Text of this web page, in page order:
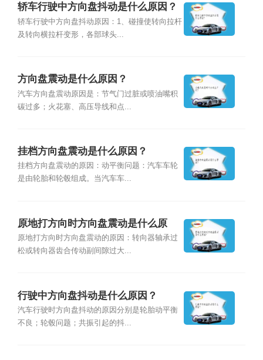
轿车行驶中方向盘抖动是什么原因？
轿车行驶中方向盘抖动原因：1、碰撞使转向拉杆
及转向横拉杆变形，各部球头...
方向盘震动是什么原因？
汽车方向盘震动原因是：节气门过脏或喷油嘴积
碳过多；火花塞、高压导线和点...
挂档方向盘震动是什么原因？
挂档方向盘震动的原因：动平衡问题：汽车车轮
是由轮胎和轮毂组成。当汽车车...
原地打方向时方向盘震动是什么原
因？
原地打方向时方向盘震动的原因：转向器轴承过
松或转向器齿合传动副间隙过大...
行驶中方向盘抖动是什么原因？
汽车行驶时方向盘抖动的原因分别是轮胎动平衡
不良；轮毂问题；共振引起的抖...